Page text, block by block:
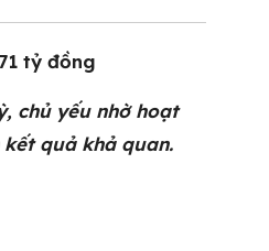
tỷ đồng
chủ yếu nhờ hoạt
quả khả quan.